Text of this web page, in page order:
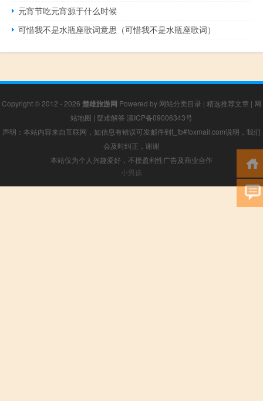
元宵节吃元宵源于什么时候
可惜我不是水瓶座歌词意思（可惜我不是水瓶座歌词）
Copyright © 2012 - 2026 楚雄旅游网 Powered by 网站分类目录 | 精选推荐文章 | 网
站地图 | 疑难解答 滇ICP备09006343号
声明：本站内容来自互联网，如信息有错误可发邮件到f_fb#foxmail.com说明，我们
会及时纠正，谢谢
本站仅为个人兴趣爱好，不接盈利性广告及商业合作
小男孩